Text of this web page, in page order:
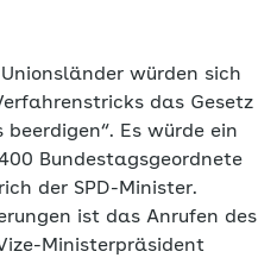
würden sich
das Gesetz
Es würde ein
Bundestagsgeordnete
der SPD-Minister.
ist das Anrufen des
Ministerpräsident